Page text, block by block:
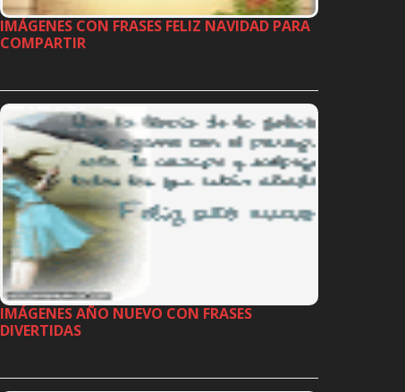
IMÁGENES CON FRASES FELIZ NAVIDAD PARA
COMPARTIR
IMÁGENES AÑO NUEVO CON FRASES
DIVERTIDAS